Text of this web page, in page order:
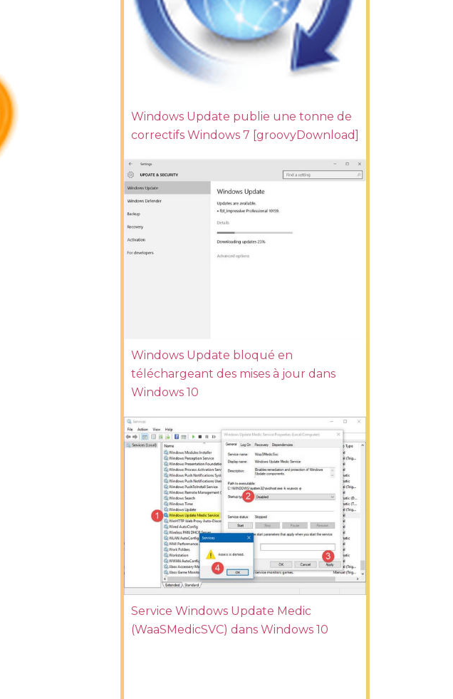
Windows Update publie une tonne de
correctifs Windows 7 [groovyDownload]
Windows Update bloqué en
téléchargeant des mises à jour dans
Windows 10
Service Windows Update Medic
(WaaSMedicSVC) dans Windows 10